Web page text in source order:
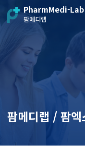
PharmMedi-Lab
팜메디랩
팜메디랩 / 팜